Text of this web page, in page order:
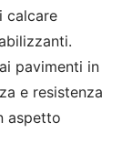
calcare
pavimenti in
e resistenza
aspetto